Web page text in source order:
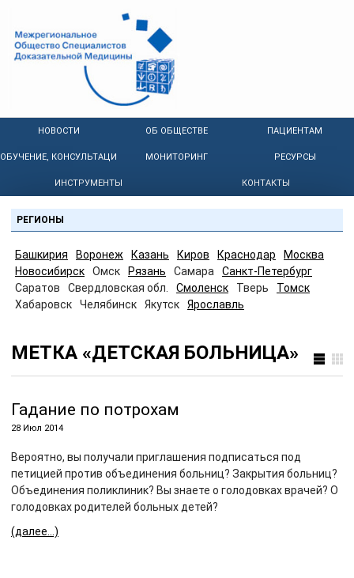
НОВОСТИ ОБ ОБЩЕСТВЕ ПАЦИЕНТАМ
ОБУЧЕНИЕ, КОНСУЛЬТАЦИИ МОНИТОРИНГ РЕСУРСЫ
ИНСТРУМЕНТЫ КОНТАКТЫ
РЕГИОНЫ
Башкирия Воронеж Казань Киров Краснодар
Москва
Новосибирск
Омск Рязань Самара
Санкт-Петербург
Саратов
Свердловская обл. Смоленск Тверь
Томск
Хабаровск
Челябинск Якутск Ярославль
МЕТКА «ДЕТСКАЯ БОЛЬНИЦА»
Гадание по потрохам
28 Июл 2014
Вероятно, вы получали приглашения подписаться под
петицией против объединения больниц? Закрытия больниц?
Объединения поликлиник? Вы знаете о голодовках врачей? О
голодовках родителей больных детей?
(далее…)